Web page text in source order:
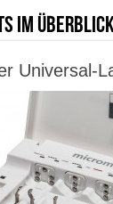
im
Universal-